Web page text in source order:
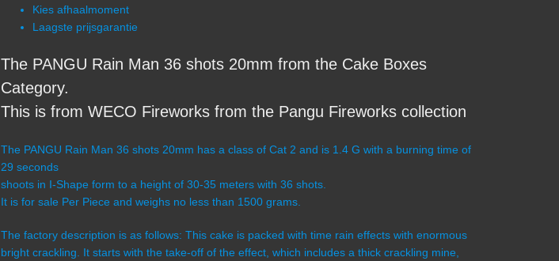
Kies afhaalmoment
Laagste prijsgarantie
The PANGU Rain Man 36 shots 20mm from the Cake Boxes
Category.
This is from WECO Fireworks from the Pangu Fireworks collection
The PANGU Rain Man 36 shots 20mm has a class of Cat 2 and is 1.4 G with a burning time of
29 seconds
shoots in I-Shape form to a height of 30-35 meters with 36 shots.
It is for sale Per Piece and weighs no less than 1500 grams.
The factory description is as follows: This cake is packed with time rain effects with enormous
bright crackling. It starts with the take-off of the effect, which includes a thick crackling mine,